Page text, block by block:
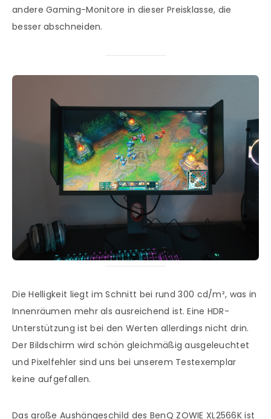
andere Gaming-Monitore in dieser Preisklasse, die
besser abschneiden.
Die Helligkeit liegt im Schnitt bei rund 300 cd/m², was in
Innenräumen mehr als ausreichend ist. Eine HDR-
Unterstützung ist bei den Werten allerdings nicht drin.
Der Bildschirm wird schön gleichmäßig ausgeleuchtet
und Pixelfehler sind uns bei unserem Testexemplar
keine aufgefallen.
Das große Aushängeschild des BenQ ZOWIE XL2566K ist